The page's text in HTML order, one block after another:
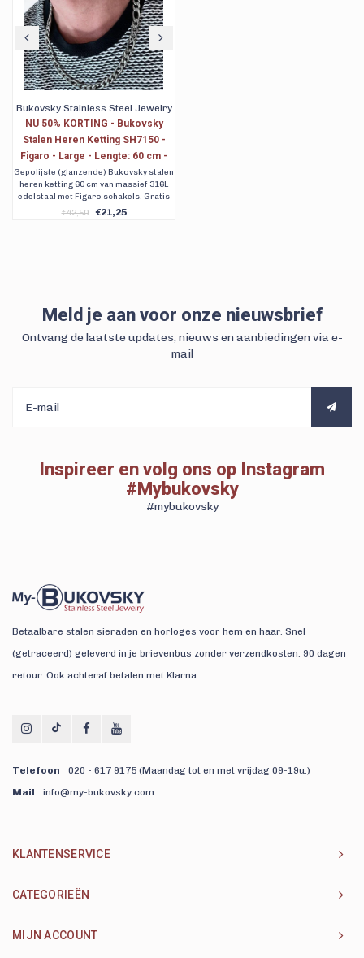
Bukovsky Stainless Steel Jewelry
NU 50% KORTING - Bukovsky
Stalen Heren Ketting SH7150 -
Figaro - Large - Lengte: 60 cm -
Breedte: 0,9 cm - Dikte: 0,2 cm
Gepolijste (glanzende) Bukovsky stalen
heren ketting 60 cm van massief 316L
edelstaal met Figaro schakels. Gratis
verzending. Ook achteraf betalen met
€42,50 €21,25
Meld je aan voor onze nieuwsbrief
Ontvang de laatste updates, nieuws en aanbiedingen via e-
mail
Inspireer en volg ons op Instagram
#Mybukovsky
#mybukovsky
Betaalbare stalen sieraden en horloges voor hem en haar. Snel
(getraceerd) geleverd in je brievenbus zonder verzendkosten. 90 dagen
retour. Ook achteraf betalen met Klarna.
Telefoon
020 - 617 9175 (Maandag tot en met vrijdag 09-19u.)
Mail
info@my-bukovsky.com
KLANTENSERVICE
CATEGORIEËN
MIJN ACCOUNT